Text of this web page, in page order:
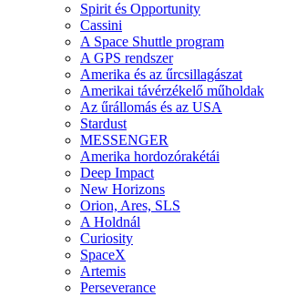
Spirit és Opportunity
Cassini
A Space Shuttle program
A GPS rendszer
Amerika és az űrcsillagászat
Amerikai távérzékelő műholdak
Az űrállomás és az USA
Stardust
MESSENGER
Amerika hordozórakétái
Deep Impact
New Horizons
Orion, Ares, SLS
A Holdnál
Curiosity
SpaceX
Artemis
Perseverance